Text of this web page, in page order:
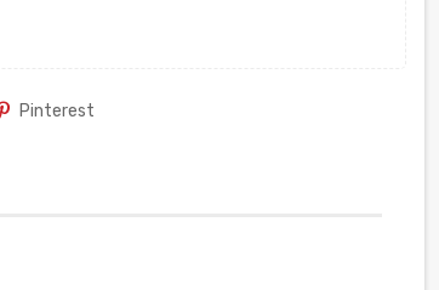
Pinterest